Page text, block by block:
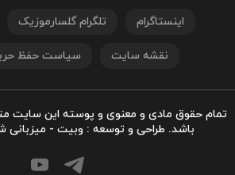
اینستاگرام تلگرام گلسارموزیک
نقشه سایت سیاست حفظ
تمام حقوق مادی و معنوی و پوسته این سایت
باشد. طراحی و توسعه : وبیت - میزبانی